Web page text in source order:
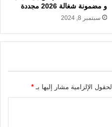
و مضمونة شغالة 2026 مجددة
سبتمبر 8, 2024
الحقول الإلزامية مشار إليها بـ *